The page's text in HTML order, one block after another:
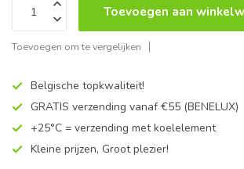
Toevoegen aan
Toevoegen om te vergelijken
Belgische topkwaliteit!
GRATIS verzending vanaf €55 (BENELUX)
+25°C = verzending met koelelement
Kleine prijzen, Groot plezier!